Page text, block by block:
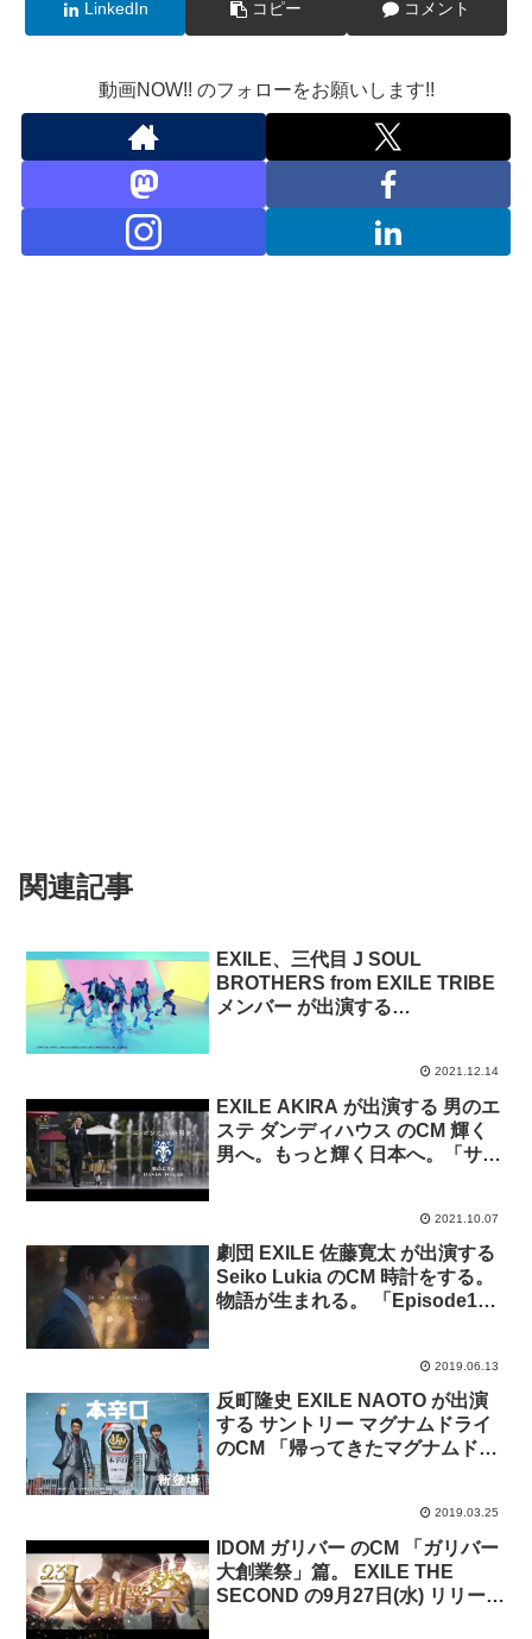
LinkedIn コピー コメント
動画NOW!! のフォローをお願いします!!
関連記事
EXILE、三代目 J SOUL
BROTHERS from EXILE TRIBE
メンバー が出演する
2021.12.14
EXILE AKIRA が出演する 男のエ
ステ ダンディハウス のCM 輝く
男へ。もっと輝く日本へ。「サロ
2021.10.07
劇団 EXILE 佐藤寛太 が出演する
Seiko Lukia のCM 時計をする。
物語が生まれる。 「Episode1
2019.06.13
反町隆史 EXILE NAOTO が出演
する サントリー マグナムドライ
のCM 「帰ってきたマグナムドラ
2019.03.25
IDOM ガリバー のCM 「ガリバー
大創業祭」篇。 EXILE THE
SECOND の9月27日(水) リリース